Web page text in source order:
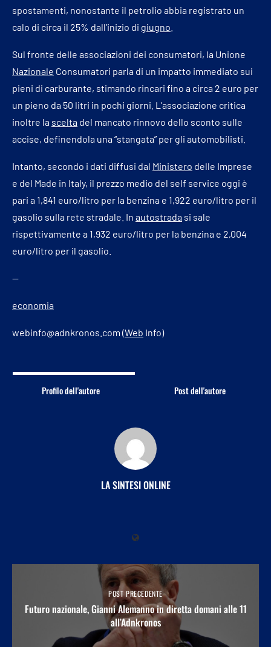
spostamenti, nonostante il petrolio abbia registrato un
calo di circa il 25% dall’inizio di giugno
Sul fronte delle associazioni dei consumatori, la Unione
Nazionale Consumatori parla di un impatto immediato sui
pieni di carburante, stimando rincari fino a circa 2 euro per
un pieno da 50 litri in pochi giorni. L’associazione critica
inoltre la scelta del mancato rinnovo dello sconto sulle
accise, definendola una “stangata” per gli automobilisti.
Intanto, secondo i dati diffusi dal Ministero delle Imprese
e del Made in Italy, il prezzo medio del self service oggi è
pari a 1,841 euro/litro per la benzina e 1,922 euro/litro per il
gasolio sulla rete stradale. In autostrada si sale
rispettivamente a 1,932 euro/litro per la benzina e 2,004
euro/litro per il gasolio.
—
economia
webinfo@adnkronos.com (Web Info)
Profilo dell'autore Post dell'autore
LA SINTESI ONLINE
POST PRECEDENTE
Futuro nazionale, Gianni Alemanno in diretta domani alle 11
all’Adnkronos